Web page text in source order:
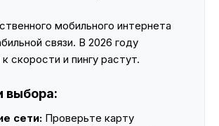
мобильного интернета
связи. В 2026 году
скорости и пингу растут.
выбора:
сети: Проверьте карту